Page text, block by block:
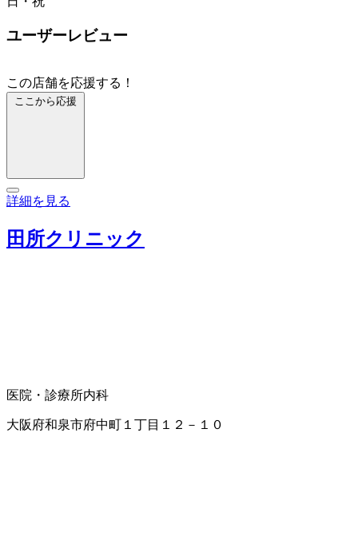
ユーザーレビュー
この店舗を応援する！
ここから応援
詳細を見る
田所クリニック
医院・診療所内科
大阪府和泉市府中町１丁目１２－１０